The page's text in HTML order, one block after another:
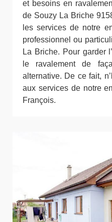
et besoins en
de Souzy La Briche
les services de notre
professionnel ou
La Briche. Pour garder
le ravalement de
alternative. De ce fait,
aux services de notre
François.